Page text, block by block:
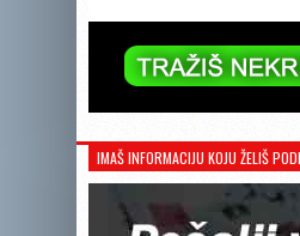
IMAŠ INFORMACIJU KOJU ŽELIŠ